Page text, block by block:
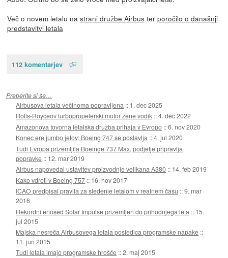
Več o novem letalu na strani družbe Airbuster poročilo o današnji
predstavitvi letala
112 komentarjev
Preberite si še…
Airbusova letala večinoma popravljena :: 1. dec 2025
Rolls-Royceov turbopropelerski motor žene vodik ::4. dec 2022
Amazonova tovorna letalska družba prihaja v Evropo ::6. nov 2020
Konec ere jumbo jetov: Boeing 747 se poslavlja ::4. jul 2020
Tudi Evropa prizemljila Boeinge 737 Max, podjetje pripravlja
popravke :: 12. mar 2019
Airbus napovedal ustavitev proizvodnje velikana A380 :: 14. feb 2019
Kako vdreti v Boeing 757 :: 16. nov 2017
ICAO predpisal pravila za sledenje letalom v realnem času ::9. mar
2016
Rekordni enosed Solar Impulse prizemljen do prihodnjega leta :: 15.
jul 2015
Majska nesreča Airbusovega letala posledica programske napake ::
11. jun 2015
Tudi letala imajo programske hrošče ::2. maj 2015